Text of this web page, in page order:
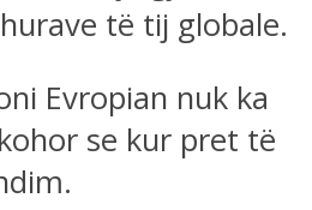
të tij globale.
Evropian nuk ka
se kur pret të